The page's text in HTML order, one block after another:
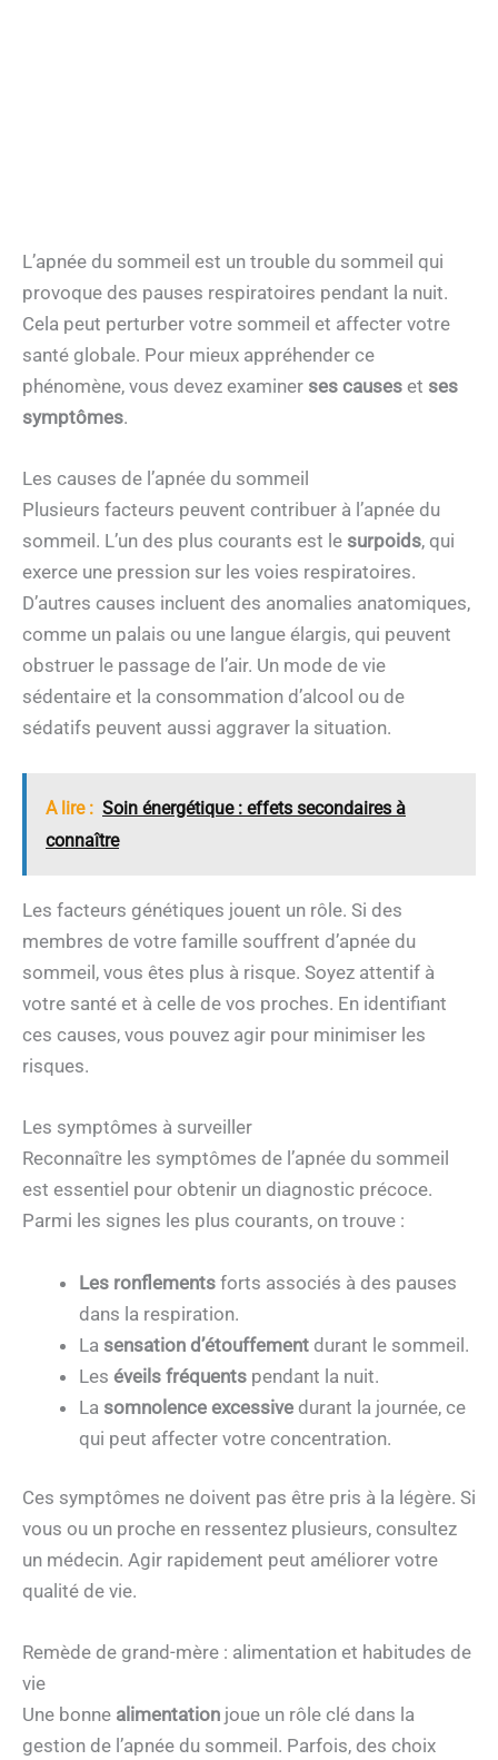
L’apnée du sommeil est un trouble du sommeil qui
provoque des pauses respiratoires pendant la nuit.
Cela peut perturber votre sommeil et affecter votre
santé globale. Pour mieux appréhender ce
phénomène, vous devez examiner ses causes et ses
symptômes.
Les causes de l’apnée du sommeil
Plusieurs facteurs peuvent contribuer à l’apnée du
sommeil. L’un des plus courants est le surpoids, qui
exerce une pression sur les voies respiratoires.
D’autres causes incluent des anomalies anatomiques,
comme un palais ou une langue élargis, qui peuvent
obstruer le passage de l’air. Un mode de vie
sédentaire et la consommation d’alcool ou de
sédatifs peuvent aussi aggraver la situation.
A lire : Soin énergétique : effets secondaires à
connaître
Les facteurs génétiques jouent un rôle. Si des
membres de votre famille souffrent d’apnée du
sommeil, vous êtes plus à risque. Soyez attentif à
votre santé et à celle de vos proches. En identifiant
ces causes, vous pouvez agir pour minimiser les
risques.
Les symptômes à surveiller
Reconnaître les symptômes de l’apnée du sommeil
est essentiel pour obtenir un diagnostic précoce.
Parmi les signes les plus courants, on trouve :
Les ronflements forts associés à des pauses
dans la respiration.
La sensation d’étouffement durant le sommeil.
Les éveils fréquents pendant la nuit.
La somnolence excessive durant la journée, ce
qui peut affecter votre concentration.
Ces symptômes ne doivent pas être pris à la légère. Si
vous ou un proche en ressentez plusieurs, consultez
un médecin. Agir rapidement peut améliorer votre
qualité de vie.
Remède de grand-mère : alimentation et habitudes de
vie
Une bonne alimentation joue un rôle clé dans la
gestion de l’apnée du sommeil. Parfois, des choix